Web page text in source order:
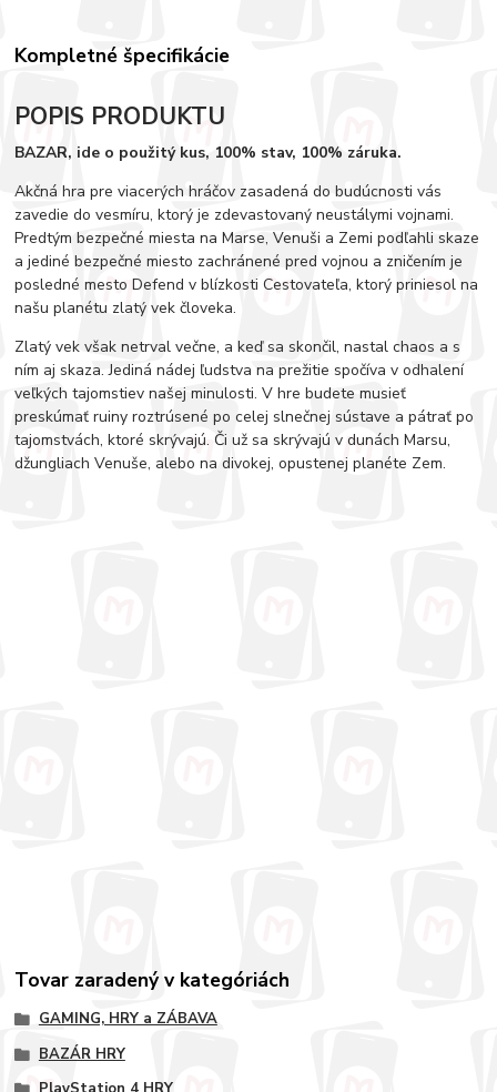
Kompletné špecifikácie
POPIS PRODUKTU
BAZAR, ide o použitý kus, 100% stav, 100% záruka.
Akčná hra pre viacerých hráčov zasadená do budúcnosti vás
zavedie do vesmíru, ktorý je zdevastovaný neustálymi vojnami.
Predtým bezpečné miesta na Marse, Venuši a Zemi podľahli skaze
a jediné bezpečné miesto zachránené pred vojnou a zničením je
posledné mesto Defend v blízkosti Cestovateľa, ktorý priniesol na
našu planétu zlatý vek človeka.
Zlatý vek však netrval večne, a keď sa skončil, nastal chaos a s
ním aj skaza. Jediná nádej ľudstva na prežitie spočíva v odhalení
veľkých tajomstiev našej minulosti. V hre budete musieť
preskúmať ruiny roztrúsené po celej slnečnej sústave a pátrať po
tajomstvách, ktoré skrývajú. Či už sa skrývajú v dunách Marsu,
džungliach Venuše, alebo na divokej, opustenej planéte Zem.
Tovar zaradený v kategóriách
GAMING, HRY a ZÁBAVA
BAZÁR HRY